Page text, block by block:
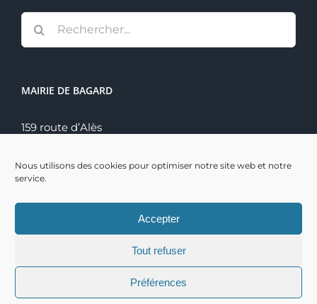
Nous utilisons des cookies pour optimiser notre site web et notre
service.
Accepter
Tout refuser
Préférences
MAIRIE DE BAGARD
159 route d’Alès
Tél. : 04 66 60 70 22
Copyright 2021 | Mairie de Bagard | Réalisation :